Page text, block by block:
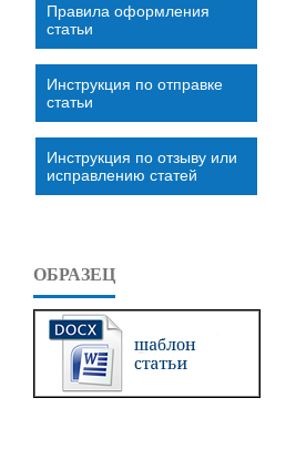
Правила оформления
статьи
Инструкция по отправке
статьи
Инструкция по отзыву или
исправлению статей
ОБРАЗЕЦ